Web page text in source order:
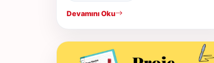
Devamını Oku